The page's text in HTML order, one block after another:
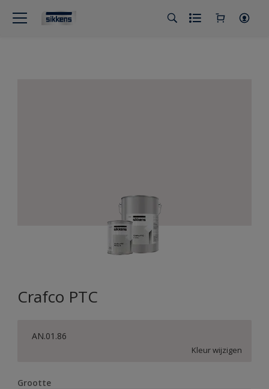
Crafco PTC
AN.01.86
Kleur wijzigen
Grootte